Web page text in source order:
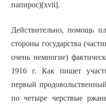
папирос)[xvii].
Действительно, помощь
стороны государства
очень немногие)
1916 г. Как пишет
первый
по четыре черствые